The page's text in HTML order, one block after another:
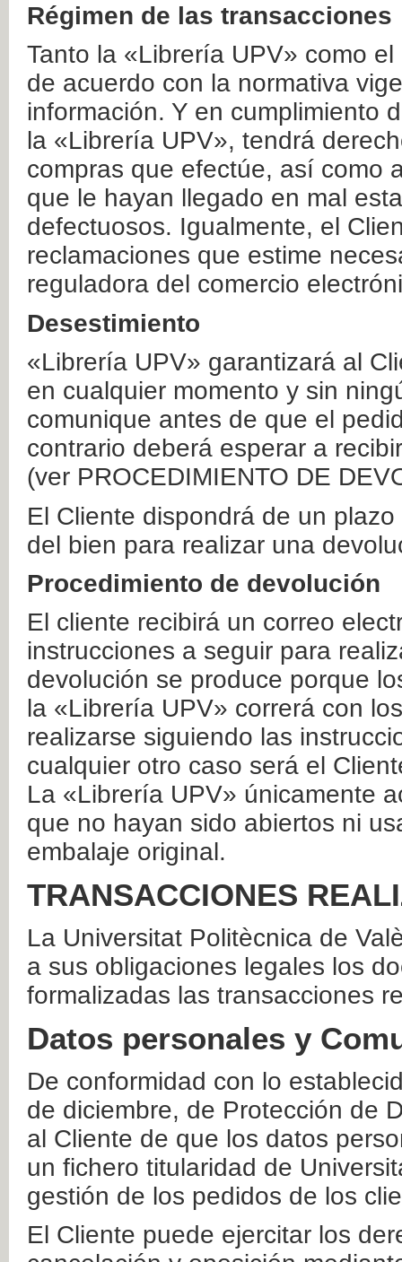
Régimen de las transacciones
Tanto la «Librería UPV» como
de acuerdo con la normativa
información. Y en cumplimiento
la «Librería UPV», tendrá
compras que efectúe, así como
que le hayan llegado en mal
defectuosos. Igualmente, el
reclamaciones que estime
reguladora del comercio
Desestimiento
«Librería UPV» garantizará al
en cualquier momento y sin
comunique antes de que el
contrario deberá esperar a
(ver PROCEDIMIENTO DE
El Cliente dispondrá de un
del bien para realizar una
Procedimiento de devolución
El cliente recibirá un correo
instrucciones a seguir para
devolución se produce porque
la «Librería UPV» correrá con
realizarse siguiendo las
cualquier otro caso será el
La «Librería UPV» únicamente
que no hayan sido abiertos ni
embalaje original.
TRANSACCIONES
La Universitat Politècnica de
a sus obligaciones legales los
formalizadas las transacciones
Datos personales y
De conformidad con lo
de diciembre, de Protección de
al Cliente de que los datos
un fichero titularidad de
gestión de los pedidos de los
El Cliente puede ejercitar los